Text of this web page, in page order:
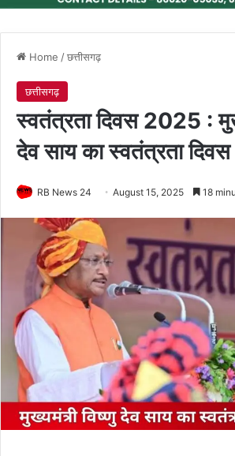
Home /छत्तीसगढ़
छत्तीसगढ़
स्वतंत्रता दिवस 2025 :
देव साय का स्वतंत्रता
RB News 24 August 15, 2025 18